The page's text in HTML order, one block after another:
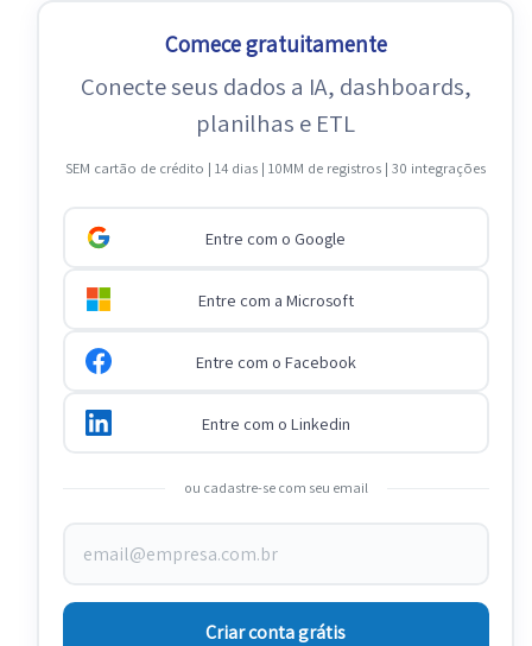
Comece gratuitamente
Conecte seus dados a IA, dashboards,
planilhas e ETL
SEM cartão de crédito | 14 dias | 10MM de registros | 30 integrações
Entre com o Google
Entre com a Microsoft
Entre com o Facebook
Entre com o Linkedin
ou cadastre-se com seu email
Criar conta grátis